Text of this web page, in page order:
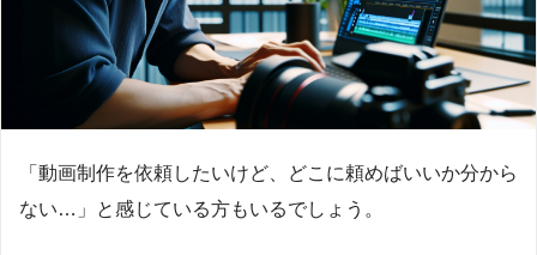
「動画制作を依頼したいけど、どこに頼めばいいか分から
ない…」と感じている方もいるでしょう。